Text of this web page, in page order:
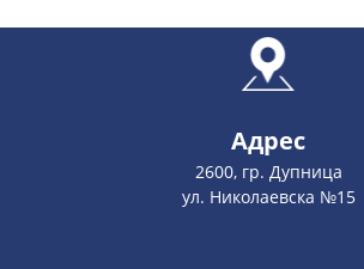
Адрес
2600, гр. Дупница
ул. Николаевска №15